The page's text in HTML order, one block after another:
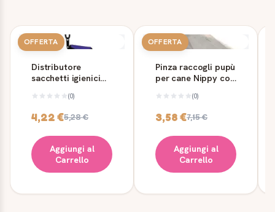
OFFERTA
Distributore
sacchetti igienici
rotoli
(0)
4,22 €5,28 €
Aggiungi al
Carrello
OFFERTA
Pinza raccogli pupù
per cane Nippy con
Ferplast (0)
3,58 €7,15 €
Aggiungi al
Carrello